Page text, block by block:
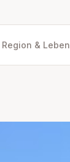
Region & Leben